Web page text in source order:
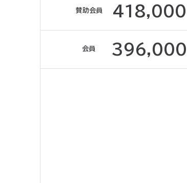
賛助会員 418,000
会員 396,000